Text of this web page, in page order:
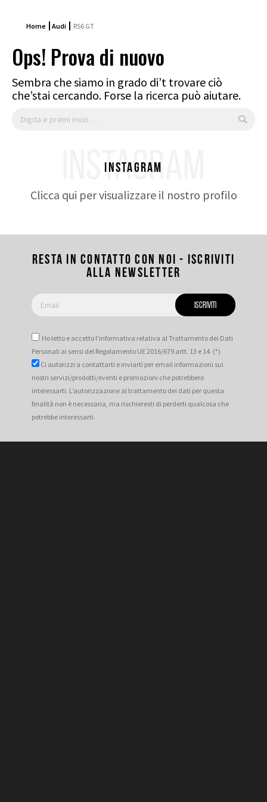
Home Audi RS6 GT
Ops! Prova di nuovo
Sembra che siamo in grado di’t trovare ciò
che’stai cercando. Forse la ricerca può aiutare.
Cerca:
INSTAGRAM
Instagram
Clicca qui per visualizzare il nostro profilo
Resta in contatto con noi - Iscriviti
alla newsletter
Ho letto e accetto l’informativa relativa al Trattamento dei Dati
Personali ai sensi del Regolamento UE 2016/679 artt. 13 e 14. (*)
Ci autorizzi a contattarti e inviarti per email informazioni sui
nostri servizi/prodotti/eventi e promozioni che potrebbero
interessarti. L’autorizzazione al trattamento dei dati per questa
finalità non è necessaria, ma rischieresti di perderti qualcosa che
potrebbe interessarti.